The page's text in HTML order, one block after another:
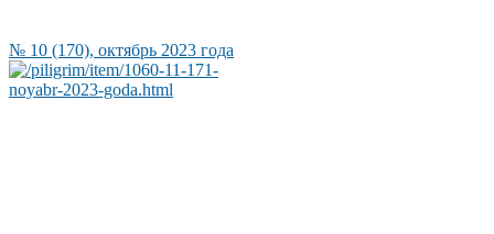
№ 10 (170), октябрь 2023 года